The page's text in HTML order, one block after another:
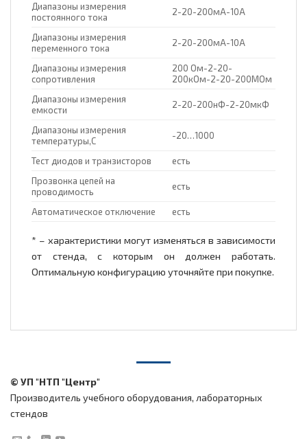
Диапазоны измерения
постоянного тока
2-20-200мА-10А
Диапазоны измерения
переменного тока
2-20-200мА-10А
Диапазоны измерения
сопротивления
200 Ом-2-20-
200кОм-2-20-200МОм
Диапазоны измерения
емкости
2-20-200нФ-2-20мкФ
Диапазоны измерения
температуры,С
-20…1000
Тест диодов и транзисторов
есть
Прозвонка цепей на
проводимость
есть
Автоматическое отключение есть
* – характеристики могут изменяться в зависимости
от стенда, с которым он должен работать.
Оптимальную конфигурацию уточняйте при покупке.
© УП "НТП "Центр"
Производитель учебного оборудования, лабораторных
стендов